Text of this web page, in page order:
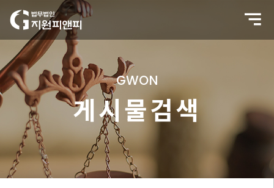
GWON
게시물검색